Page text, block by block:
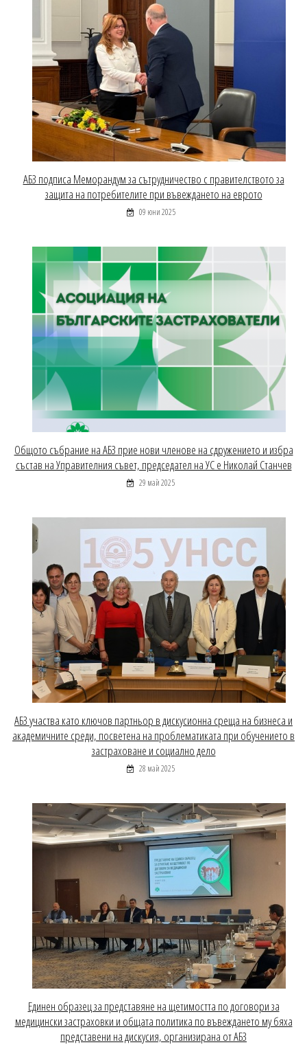
АБЗ подписа Меморандум за сътрудничество с правителството за
защита на потребителите при въвеждането на еврото
09 юни 2025
Общото събрание на АБЗ прие нови членове на сдружението и избра
състав на Управителния съвет, председател на УС е Николай Станчев
29 май 2025
АБЗ участва като ключов партньор в дискусионна среща на бизнеса и
академичните среди, посветена на проблематиката при обучението в
застраховане и социално дело
28 май 2025
Единен образец за представяне на щетимостта по договори за
медицински застраховки и общата политика по въвеждането му бяха
представени на дискусия, организирана от АБЗ